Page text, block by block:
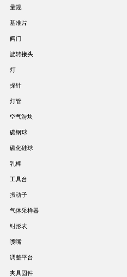
量规
基准片
阀门
旋转接头
灯
探针
灯管
空气滑块
碳钢球
碳化硅球
乳棒
工具台
振动子
气体采样器
钳形表
喷嘴
调整平台
夹具固件